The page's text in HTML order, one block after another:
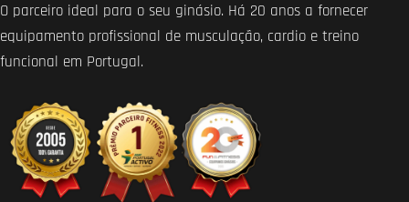
O parceiro ideal para o seu ginásio. Há 20 anos a fornecer
equipamento profissional de musculação, cardio e treino
funcional em Portugal.